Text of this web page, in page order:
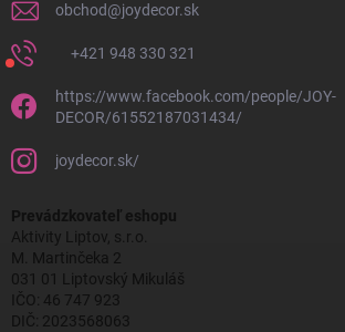
obchod@joydecor.sk
+421 948 330 321
https://www.facebook.com/people/JOY-
DECOR/61552187031434/
joydecor.sk/
Prevádzkovateľ eshopu
Aktivity Liptov, s.r.o.
M. Martinčeka 2
031 01 Liptovský Mikuláš
IČO: 46 747 923
DIČ: 2023568063